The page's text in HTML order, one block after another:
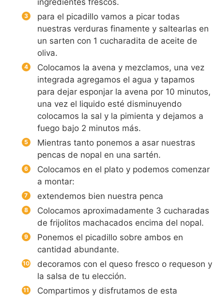
para el picadillo vamos a picar todas
nuestras verduras finamente y saltearlas en
un sarten con 1 cucharadita de aceite de
oliva.
Colocamos la avena y mezclamos, una vez
integrada agregamos el agua y tapamos
para dejar esponjar la avena por 10 minutos,
una vez el liquido esté disminuyendo
colocamos la sal y la pimienta y dejamos a
fuego bajo 2 minutos más.
Mientras tanto ponemos a asar nuestras
pencas de nopal en una sartén.
Colocamos en el plato y podemos comenzar
a montar:
extendemos bien nuestra penca
Colocamos aproximadamente 3 cucharadas
de frijolitos machacados encima del nopal.
Ponemos el picadillo sobre ambos en
cantidad abundante.
decoramos con el queso fresco o requeson y
la salsa de tu elección.
Compartimos y disfrutamos de esta